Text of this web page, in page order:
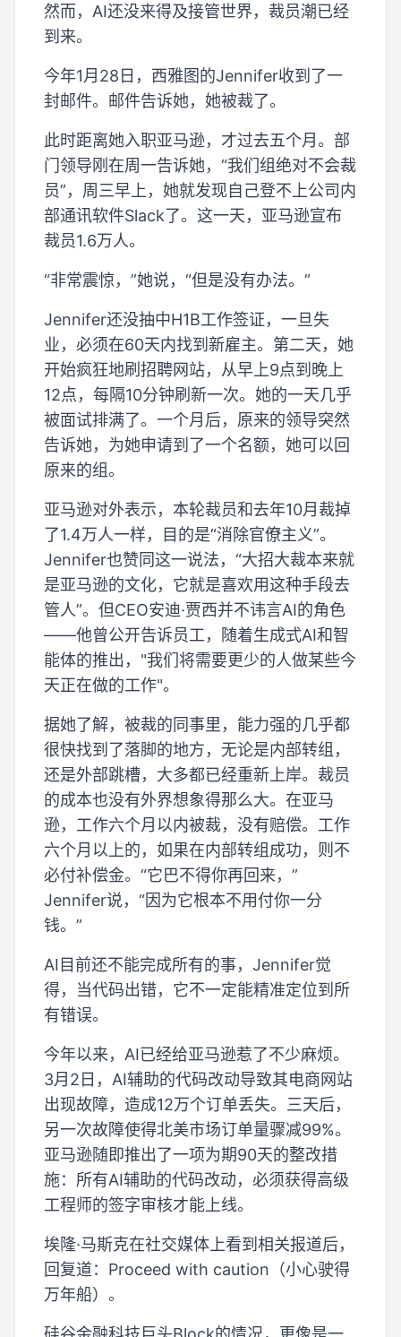
然而，AI还没来得及接管世界，裁员潮已经
到来。
今年1月28日，西雅图的Jennifer收到了一
封邮件。邮件告诉她，她被裁了。
此时距离她入职亚马逊，才过去五个月。部
门领导刚在周一告诉她，“我们组绝对不会裁
员”，周三早上，她就发现自己登不上公司内
部通讯软件Slack了。这一天，亚马逊宣布
裁员1.6万人。
“非常震惊，”她说，“但是没有办法。”
Jennifer还没抽中H1B工作签证，一旦失
业，必须在60天内找到新雇主。第二天，她
开始疯狂地刷招聘网站，从早上9点到晚上
12点，每隔10分钟刷新一次。她的一天几乎
被面试排满了。一个月后，原来的领导突然
告诉她，为她申请到了一个名额，她可以回
原来的组。
亚马逊对外表示，本轮裁员和去年10月裁掉
了1.4万人一样，目的是“消除官僚主义”。
Jennifer也赞同这一说法，“大招大裁本来就
是亚马逊的文化，它就是喜欢用这种手段去
管人”。但CEO安迪·贾西并不讳言AI的角色
——他曾公开告诉员工，随着生成式AI和智
能体的推出，"我们将需要更少的人做某些今
天正在做的工作"。
据她了解，被裁的同事里，能力强的几乎都
很快找到了落脚的地方，无论是内部转组，
还是外部跳槽，大多都已经重新上岸。裁员
的成本也没有外界想象得那么大。在亚马
逊，工作六个月以内被裁，没有赔偿。工作
六个月以上的，如果在内部转组成功，则不
必付补偿金。“它巴不得你再回来，”
Jennifer说，“因为它根本不用付你一分
钱。”
AI目前还不能完成所有的事，Jennifer觉
得，当代码出错，它不一定能精准定位到所
有错误。
今年以来，AI已经给亚马逊惹了不少麻烦。
3月2日，AI辅助的代码改动导致其电商网站
出现故障，造成12万个订单丢失。三天后，
另一次故障使得北美市场订单量骤减99%。
亚马逊随即推出了一项为期90天的整改措
施：所有AI辅助的代码改动，必须获得高级
工程师的签字审核才能上线。
埃隆·马斯克在社交媒体上看到相关报道后，
回复道：Proceed with caution（小心驶得
万年船）。